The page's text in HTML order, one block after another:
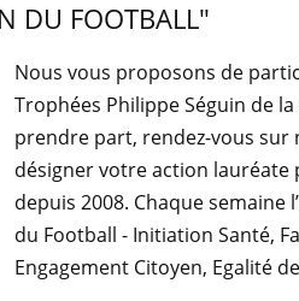
DU FOOTBALL"
Nous vous proposons de
Trophées Philippe Séguin de
prendre part, rendez-vous sur
désigner votre action lauréate
depuis 2008. Chaque semaine
du Football - Initiation Santé,
Engagement Citoyen, Egalité